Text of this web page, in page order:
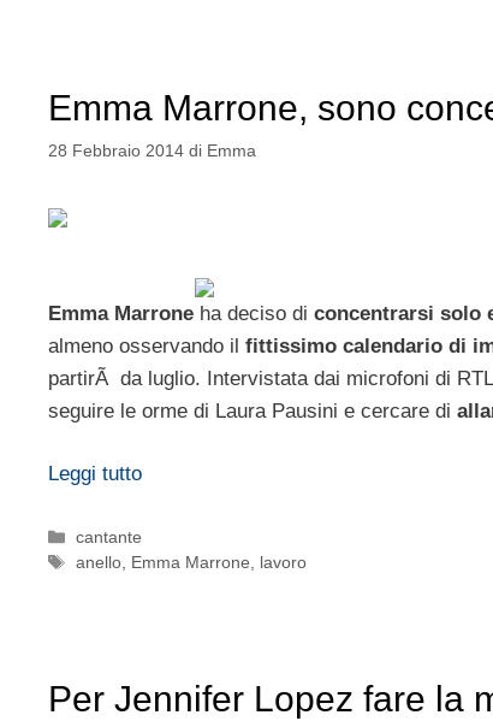
Emma Marrone, sono
28 Febbraio 2014 di Emma
Emma Marrone ha deciso di concentrarsi solo
almeno osservando il fittissimo calendario di
partirÃ da luglio. Intervistata dai microfoni di
seguire le orme di Laura Pausini e cercare di
Leggi tutto
Categorie
cantante
Tag
anello, Emma Marrone, lavoro
Per Jennifer Lopez fare la